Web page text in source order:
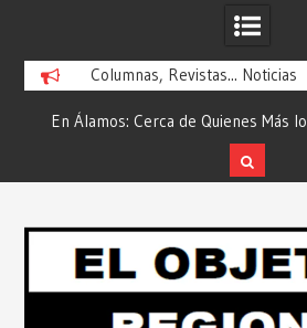
Columnas, Revistas... Noticias
En Álamos: Cerca de Quienes Más lo
Necesitan… Desde: Redacción “El
Objetivo Regional”.